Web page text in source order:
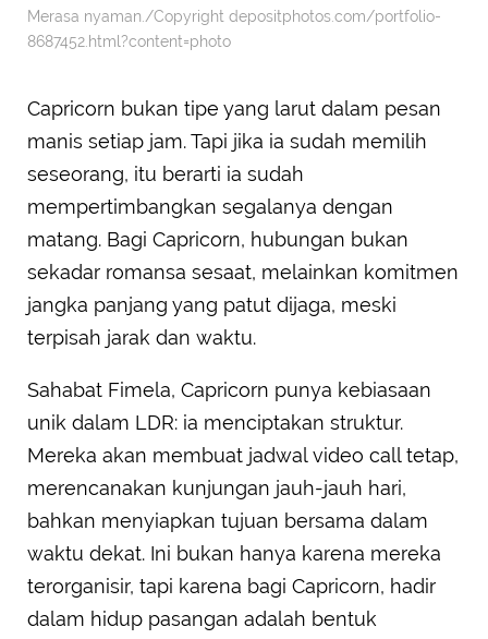
Merasa nyaman./Copyright depositphotos.com/portfolio-
8687452.html?content=photo
Capricorn bukan tipe yang larut dalam pesan
manis setiap jam. Tapi jika ia sudah memilih
seseorang, itu berarti ia sudah
mempertimbangkan segalanya dengan
matang. Bagi Capricorn, hubungan bukan
sekadar romansa sesaat, melainkan komitmen
jangka panjang yang patut dijaga, meski
terpisah jarak dan waktu.
Sahabat Fimela, Capricorn punya kebiasaan
unik dalam LDR: ia menciptakan struktur.
Mereka akan membuat jadwal video call tetap,
merencanakan kunjungan jauh-jauh hari,
bahkan menyiapkan tujuan bersama dalam
waktu dekat. Ini bukan hanya karena mereka
terorganisir, tapi karena bagi Capricorn, hadir
dalam hidup pasangan adalah bentuk